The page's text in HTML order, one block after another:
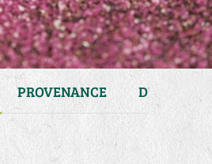
PROVENANCE DURÉE DE